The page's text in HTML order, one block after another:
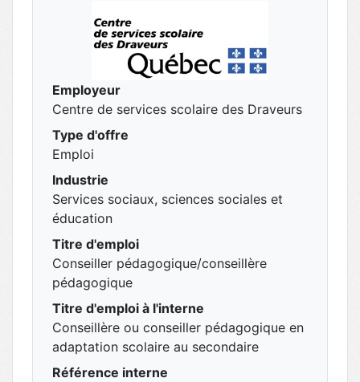
Employeur
Centre de services scolaire des Draveurs
Type d'offre
Emploi
Industrie
Services sociaux, sciences sociales et
éducation
Titre d'emploi
Conseiller pédagogique/conseillère
pédagogique
Titre d'emploi à l'interne
Conseillère ou conseiller pédagogique en
adaptation scolaire au secondaire
Référence interne